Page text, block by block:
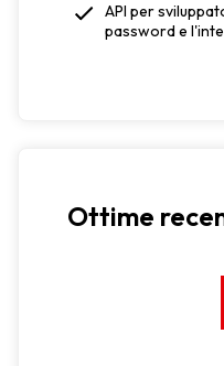
API per
password e
Ottime